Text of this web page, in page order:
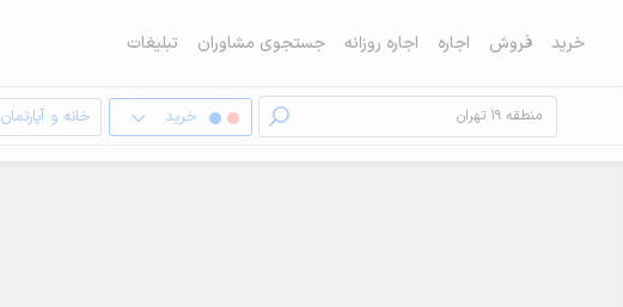
خرید فروش اجاره اجاره روزانه جستجوی مشاوران تبلیغات
خرید خانه و آپارتمان